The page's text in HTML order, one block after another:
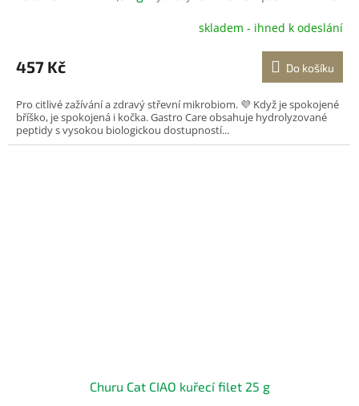
skladem - ihned k odeslání
457 Kč Do košíku
Pro citlivé zažívání a zdravý střevní mikrobiom. 💜 Když je spokojené
bříško, je spokojená i kočka. Gastro Care obsahuje hydrolyzované
peptidy s vysokou biologickou dostupností...
Churu Cat CIAO kuřecí filet 25 g